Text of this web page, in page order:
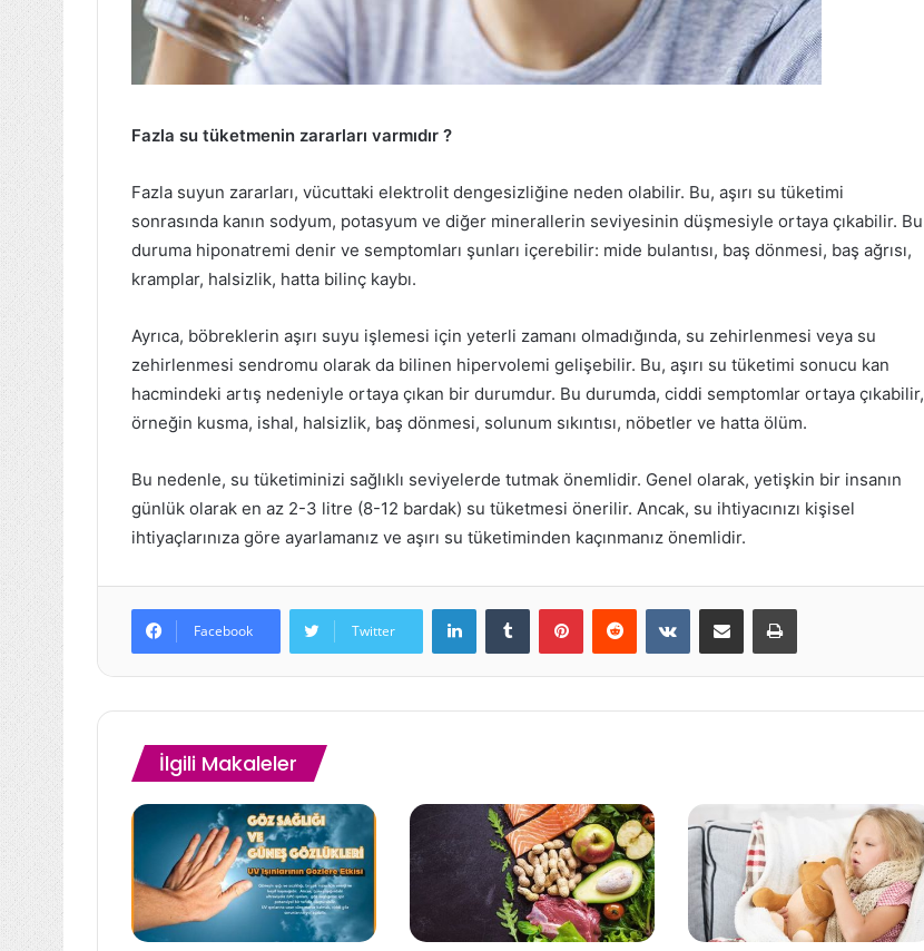
Fazla su tüketmenin zararları varmıdır ?
Fazla suyun zararları, vücuttaki elektrolit dengesizliğine neden olabilir. Bu, aşırı su tüketimi
sonrasında kanın sodyum, potasyum ve diğer minerallerin seviyesinin düşmesiyle ortaya çıkabilir. Bu
duruma hiponatremi denir ve semptomları şunları içerebilir: mide bulantısı, baş dönmesi, baş ağrısı,
kramplar, halsizlik, hatta bilinç kaybı.
Ayrıca, böbreklerin aşırı suyu işlemesi için yeterli zamanı olmadığında, su zehirlenmesi veya su
zehirlenmesi sendromu olarak da bilinen hipervolemi gelişebilir. Bu, aşırı su tüketimi sonucu kan
hacmindeki artış nedeniyle ortaya çıkan bir durumdur. Bu durumda, ciddi semptomlar ortaya çıkabilir,
örneğin kusma, ishal, halsizlik, baş dönmesi, solunum sıkıntısı, nöbetler ve hatta ölüm.
Bu nedenle, su tüketiminizi sağlıklı seviyelerde tutmak önemlidir. Genel olarak, yetişkin bir insanın
günlük olarak en az 2-3 litre (8-12 bardak) su tüketmesi önerilir. Ancak, su ihtiyacınızı kişisel
ihtiyaçlarınıza göre ayarlamanız ve aşırı su tüketiminden kaçınmanız önemlidir.
Facebook Twitter
LinkedInTumblr PinterestReddit VKontakteE-Posta ile paylaş Yazdır
İlgili Makaleler